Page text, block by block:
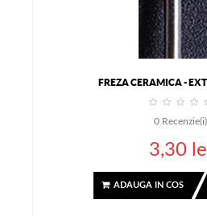
FREZA CERAMICA -
0 Recenzie(i)
3,30
ADAUGA IN COS